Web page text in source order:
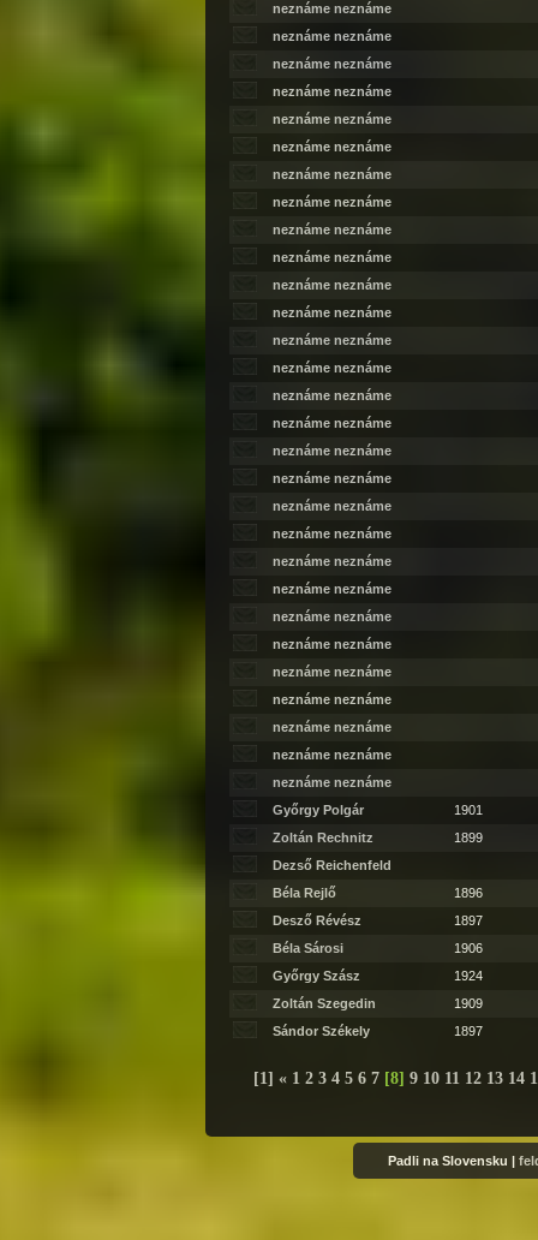
neznáme neznáme
neznáme neznáme
neznáme neznáme
neznáme neznáme
neznáme neznáme
neznáme neznáme
neznáme neznáme
neznáme neznáme
neznáme neznáme
neznáme neznáme
neznáme neznáme
neznáme neznáme
neznáme neznáme
neznáme neznáme
neznáme neznáme
neznáme neznáme
neznáme neznáme
neznáme neznáme
neznáme neznáme
neznáme neznáme
neznáme neznáme
neznáme neznáme
neznáme neznáme
neznáme neznáme
neznáme neznáme
neznáme neznáme
neznáme neznáme
neznáme neznáme
neznáme neznáme
Győrgy Polgár
1901
Zoltán Rechnitz
1899
Dezső Reichenfeld
Béla Rejlő
1896
Desző Révész
1897
Béla Sárosi
1906
Győrgy Szász
1924
Zoltán Szegedin
1909
Sándor Székely
1897
[1]« 1234567 [8]9 10 11 12 13 14
Padli na Slovensku |